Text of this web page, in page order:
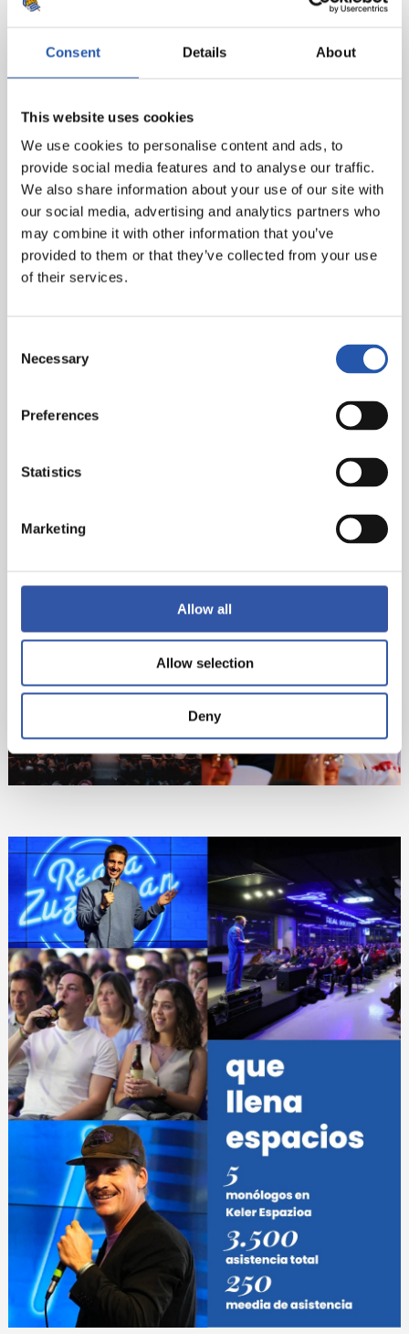
Consent Details About
This website uses cookies
We use cookies to personalise content and ads, to
provide social media features and to analyse our traffic.
We also share information about your use of our site with
our social media, advertising and analytics partners who
may combine it with other information that you’ve
provided to them or that they’ve collected from your use
of their services.
Selection
Necessary
Preferences
Statistics
Marketing
Allow all
Allow selection
Deny